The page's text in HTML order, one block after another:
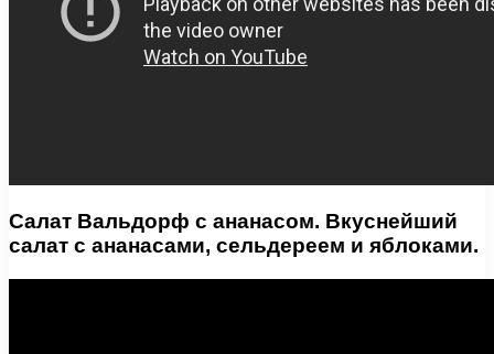
Салат Вальдорф с ананасом. Вкуснейший
салат с ананасами, сельдереем и яблоками.